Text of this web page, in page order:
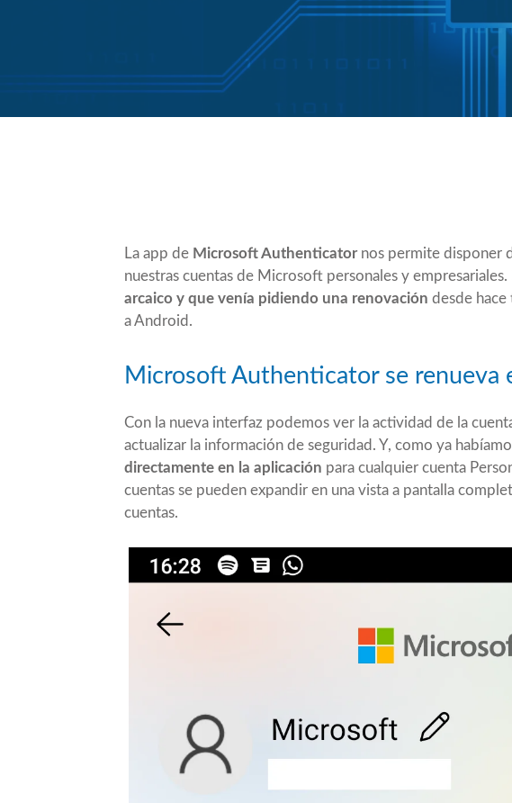
La app de Microsoft Authenticatornos permite disponer
nuestras cuentas de Microsoft personales y empresariales.
arcaico y que venía pidiendo una renovación desde
a Android.
Microsoft Authenticator se renueva
Con la nueva interfaz podemos ver la actividad de la
actualizar la información de seguridad. Y, como ya
directamente en la aplicación para cualquier cuenta
cuentas se pueden expandir en una vista a pantalla
cuentas.